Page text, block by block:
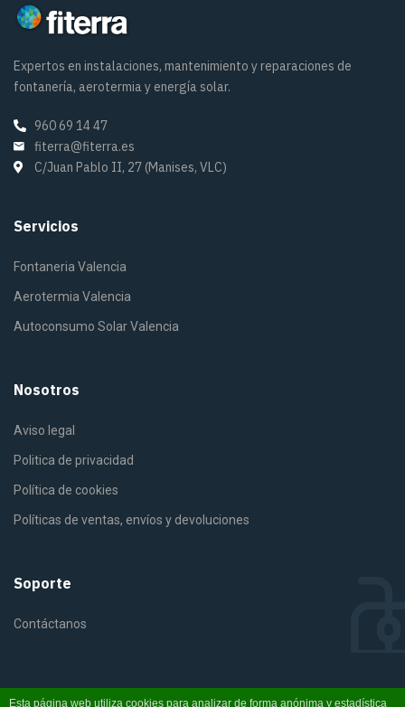
Expertos en instalaciones, mantenimiento y reparaciones de
fontanería, aerotermia y energía solar.
960 69 14 47
fiterra@fiterra.es
C/Juan Pablo II, 27 (Manises, VLC)
Servicios
Fontaneria Valencia
Aerotermia Valencia
Autoconsumo Solar Valencia
Nosotros
Aviso legal
Politica de privacidad
Política de cookies
Políticas de ventas, envíos y devoluciones
Soporte
Contáctanos
Esta página web utiliza cookies para analizar de forma anónima y estadística